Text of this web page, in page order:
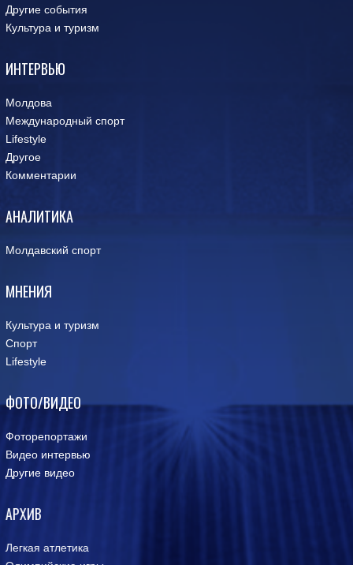
Другие события
Культура и туризм
ИНТЕРВЬЮ
Молдова
Международный спорт
Lifestyle
Другое
Комментарии
АНАЛИТИКА
Молдавский спорт
МНЕНИЯ
Культура и туризм
Спорт
Lifestyle
ФОТО/ВИДЕО
Фоторепортажи
Видео интервью
Другие видео
АРХИВ
Легкая атлетика